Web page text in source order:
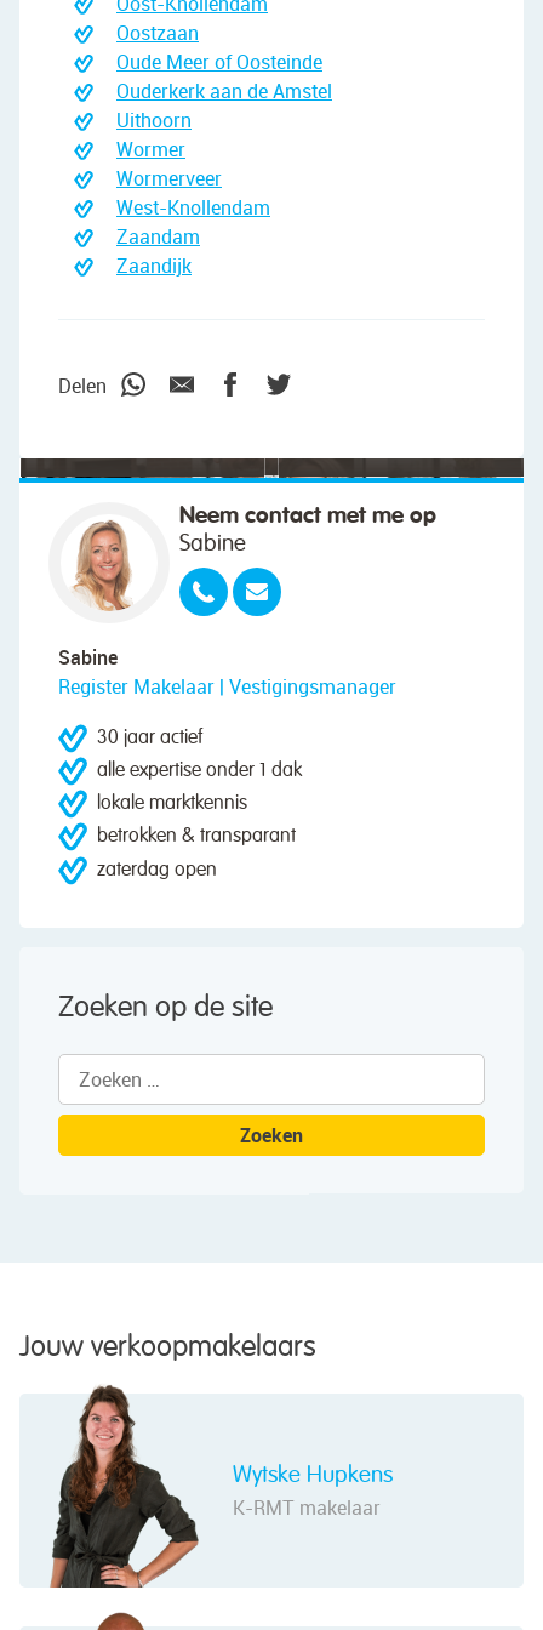
Oostzaan
Oude Meer of Oosteinde
Ouderkerk aan de Amstel
Uithoorn
Wormer
Wormerveer
West-Knollendam
Zaandam
Zaandijk
Delen
Neem contact met me op
Sabine
Sabine
Register Makelaar | Vestigingsmanager
30 jaar actief
alle expertise onder 1 dak
lokale marktkennis
betrokken & transparant
zaterdag open
Zoeken op de site
Zoeken
naar:
Jouw verkoopmakelaars
Wytske Hupkens
K-RMT makelaar